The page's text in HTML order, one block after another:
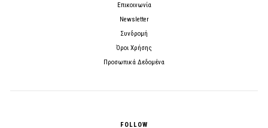
Επικοινωνία
Newsletter
Συνδρομή
Όροι Χρήσης
Προσωπικά Δεδομένα
FOLLOW